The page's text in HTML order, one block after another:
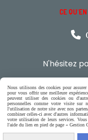
CE

N'hésitez
Nous utilisons des cookies pour
pour vous offrir une meilleure
peuvent utiliser des cookies ou
personnelles comme votre visite sur
l'utilisation de notre site avec nos
combiner celles-ci avec d'autres
votre utilisation de leurs services.
l'aide du lien en pied de page « Gestion